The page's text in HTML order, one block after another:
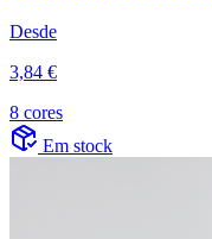
Desde
3,84 €
8 cores
Em stock